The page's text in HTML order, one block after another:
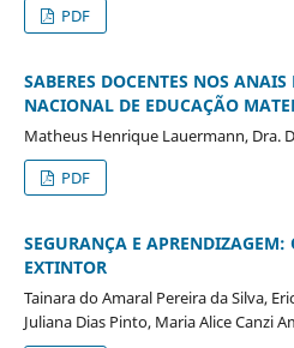
PDF
SABERES DOCENTES NOS
NACIONAL DE EDUCAÇÃO
Matheus Henrique Lauermann, Dra.
PDF
SEGURANÇA E APRENDIZAGEM:
EXTINTOR
Tainara do Amaral Pereira da Silva,
Juliana Dias Pinto, Maria Alice Canzi